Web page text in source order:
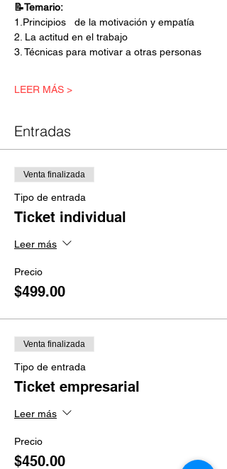
📝Temario:
1.Principios   de la motivación y empatía
2. La actitud en el trabajo
3. Técnicas para motivar a otras personas
LEER MÁS >
Entradas
Venta finalizada
Tipo de entrada
Ticket individual
Leer más
Precio
$499.00
Venta finalizada
Tipo de entrada
Ticket empresarial
Leer más
Precio
$450.00